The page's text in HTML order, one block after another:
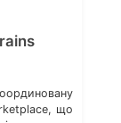
що